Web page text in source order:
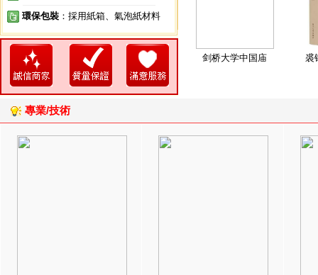
環保包裝 ：採用紙箱、氣泡紙材料
剑桥大学中国庙 裘
專業/技術